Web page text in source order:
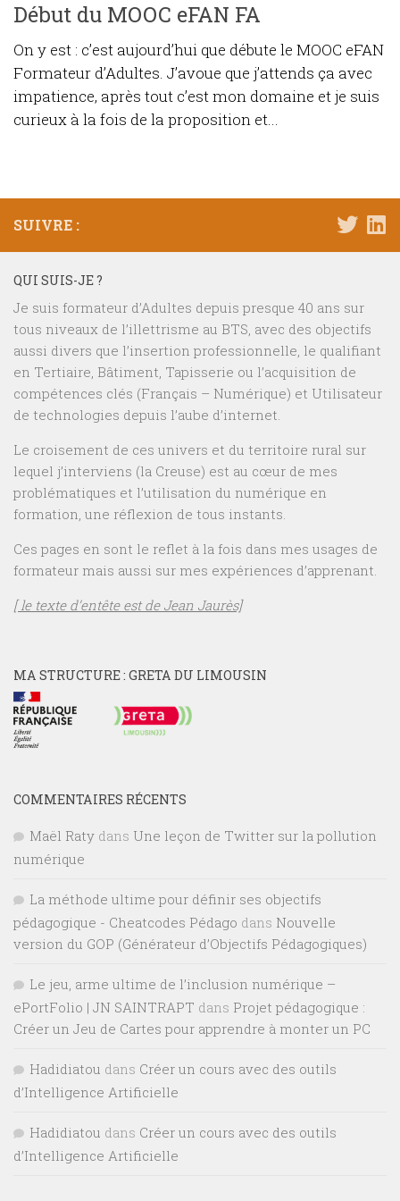
Début du MOOC eFAN FA
On y est : c’est aujourd’hui que débute le MOOC eFAN
Formateur d’Adultes. J’avoue que j’attends ça avec
impatience, après tout c’est mon domaine et je suis
curieux à la fois de la proposition et...
SUIVRE :
QUI SUIS-JE ?
Je suis formateur d’Adultes depuis presque 40 ans sur
tous niveaux de l’illettrisme au BTS, avec des objectifs
aussi divers que l’insertion professionnelle, le qualifiant
en Tertiaire, Bâtiment, Tapisserie ou l’acquisition de
compétences clés (Français – Numérique) et Utilisateur
de technologies depuis l’aube d’internet.
Le croisement de ces univers et du territoire rural sur
lequel j’interviens (la Creuse) est au cœur de mes
problématiques et l’utilisation du numérique en
formation, une réflexion de tous instants.
Ces pages en sont le reflet à la fois dans mes usages de
formateur mais aussi sur mes expériences d’apprenant.
[ le texte d’entête est de Jean Jaurès]
MA STRUCTURE : GRETA DU LIMOUSIN
COMMENTAIRES RÉCENTS
Maël Raty dans Une leçon de Twitter sur la pollution
numérique
La méthode ultime pour définir ses objectifs
pédagogique - Cheatcodes Pédago dans Nouvelle
version du GOP (Générateur d’Objectifs Pédagogiques)
Le jeu, arme ultime de l’inclusion numérique –
ePortFolio | JN SAINTRAPT dans Projet pédagogique :
Créer un Jeu de Cartes pour apprendre à monter un PC
Hadidiatou dans Créer un cours avec des outils
d’Intelligence Artificielle
Hadidiatou dans Créer un cours avec des outils
d’Intelligence Artificielle